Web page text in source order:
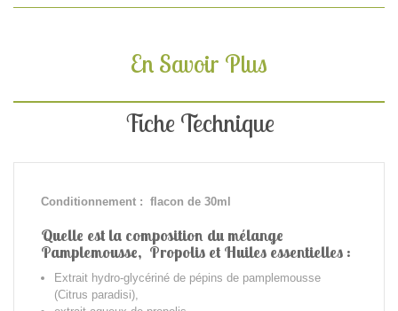
En Savoir Plus
Fiche Technique
Conditionnement : flacon de 30ml
Quelle est la composition du mélange
Pamplemousse, Propolis et Huiles essentielles :
Extrait hydro-glycériné de pépins de pamplemousse
(Citrus paradisi),